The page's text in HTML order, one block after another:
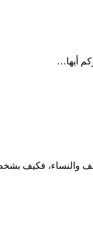
أيها…
والنساء، فكيف